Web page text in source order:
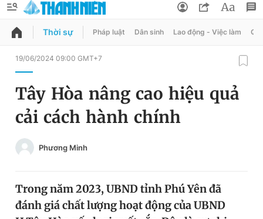
QUẢNG CÁO
Chuyên mục
Chuyên mục khác
Tin thị trường Tin 360
Đổi mật khẩu
Tin đã lưu
Tin đã xem
Đăng xuất
Thời sự Pháp luật Dân sinh Lao động - Việc làm
19/06/2024 09:00 GMT+7
Tây Hòa nâng cao hiệu quả
cải cách hành chính
Phương Minh
Trong năm 2023, UBND tỉnh Phú Yên đã
đánh giá chất lượng hoạt động của UBND